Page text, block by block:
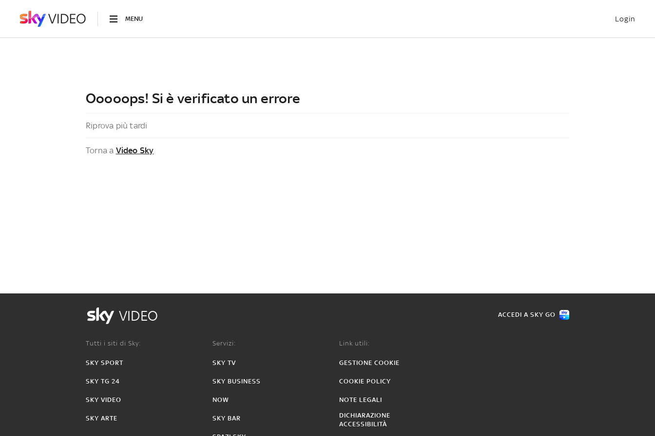
MENU Login
Ooooops! Si è verificato un errore
Riprova più tardi
Torna a Video Sky
VIDEO ACCEDI A SKY GO
Tutti i siti di Sky:
SKY SPORT
SKY TG 24
SKY VIDEO
SKY ARTE
Servizi:
SKY TV
SKY BUSINESS
NOW
SKY BAR
Link utili:
GESTIONE COOKIE
COOKIE POLICY
NOTE LEGALI
DICHIARAZIONE
ACCESSIBILITÀ